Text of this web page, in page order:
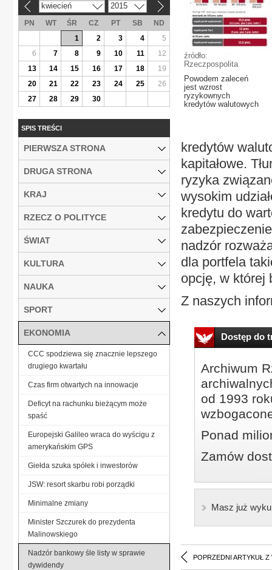
źródło:
Rzeczpospolita
Powodem zaleceń
jest wzrost
ryzykownych
kredytów walutowych
kredytów
kapitałowe.
ryzyka
wysokim
kredytu do
nadzór
dla portfela
opcję, w której
Z naszych
Dostęp do
Archiwum
od 1993
Ponad
Zamów
Masz już
POPRZEDNI ARTYKUŁ Z
kwiecień 2015
PN WT ŚR CZ PT SB
ND
1
2 3 4
5
6
7 8 9 10 11
12
13
14 15 16 17 18
19
20
21 22 23 24 25
26
27
28 29 30
SPIS TREŚCI
PIERWSZA STRONA
DRUGA STRONA
KRAJ
RZECZ O POLITYCE
ŚWIAT
KULTURA
NAUKA
SPORT
EKONOMIA
CCC spodziewa się znacznie lepszego
drugiego kwartału
Czas firm otwartych na innowacje
Deficyt na rachunku bieżącym może
spaść
Europejski Galileo wraca do wyścigu z
amerykańskim GPS
Giełda szuka spółek i inwestorów
JSW: resort skarbu robi porządki
Minimalne zmiany
Minister Szczurek do prezydenta
Malinowskiego
Nadzór bankowy śle listy w sprawie
dywidendy